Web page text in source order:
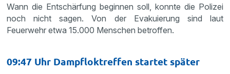
Wann die Entschärfung beginnen soll, konnte die Polizei
noch nicht sagen. Von der Evakuierung sind laut
Feuerwehr etwa 15.000 Menschen betroffen.
09:47 Uhr Dampfloktreffen startet später